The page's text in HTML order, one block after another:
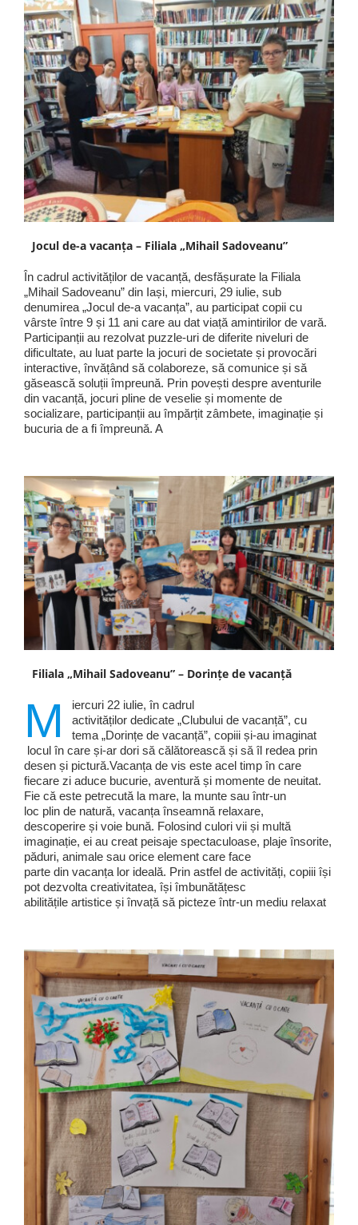
Jocul de-a vacanța – Filiala „Mihail Sadoveanu”
În cadrul activităților de vacanță, desfășurate la Filiala
„Mihail Sadoveanu” din Iași, miercuri, 29 iulie, sub
denumirea „Jocul de-a vacanța”, au participat copii cu
vârste între 9 și 11 ani care au dat viață amintirilor de vară.
Participanții au rezolvat puzzle-uri de diferite niveluri de
dificultate, au luat parte la jocuri de societate și provocări
interactive, învățând să colaboreze, să comunice și să
găsească soluții împreună. Prin povești despre aventurile
din vacanță, jocuri pline de veselie și momente de
socializare, participanții au împărțit zâmbete, imaginație și
bucuria de a fi împreună. A
Filiala „Mihail Sadoveanu” – Dorințe de vacanță
M
iercuri 22 iulie, în cadrul
activităților dedicate „Clubului de vacanță”, cu
tema „Dorințe de vacanță”, copiii și-au imaginat
locul în care și-ar dori să călătorească și să îl redea prin
desen și pictură.Vacanța de vis este acel timp în care
fiecare zi aduce bucurie, aventură și momente de neuitat.
Fie că este petrecută la mare, la munte sau într-un
loc plin de natură, vacanța înseamnă relaxare,
descoperire și voie bună. Folosind culori vii și multă
imaginație, ei au creat peisaje spectaculoase, plaje însorite,
păduri, animale sau orice element care face
parte din vacanța lor ideală. Prin astfel de activități, copiii își
pot dezvolta creativitatea, își îmbunătățesc
abilitățile artistice și învață să picteze într-un mediu relaxat